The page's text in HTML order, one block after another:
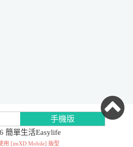
手機版
簡單生活Easylife
用 [imXD Mobile] 版型